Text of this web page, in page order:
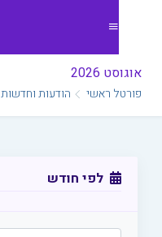
אוגוסט 2026
פורטל ראשי הודעות וחדשות
לפי חודש